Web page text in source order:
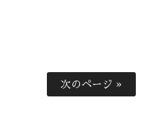
次のページ »